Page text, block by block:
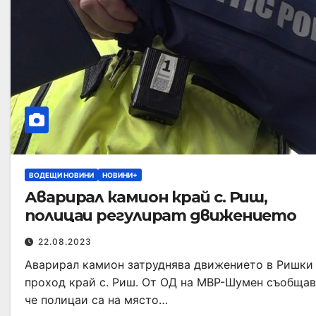
ВОДЕЩИ НОВИНИ НОВИНИ+
Аварирал камион край с. Риш,
полицаи регулират движението
22.08.2023
Аварирал камион затруднява движението в Ришки
проход край с. Риш. От ОД на МВР-Шумен
че полицаи са на място…